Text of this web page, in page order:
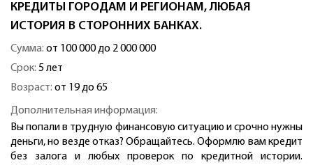
КРЕДИТЫ ГОРОДАМ И РЕГИОНАМ, ЛЮБАЯ
ИСТОРИЯ В СТОРОННИХ БАНКАХ.
Сумма: от 100 000 до 2 000 000
Срок: 5 лет
Возраст: от 19 до 65
Дополнительная информация:
Вы попали в трудную финансовую ситуацию и срочно нужны
деньги, но везде отказ? Обращайтесь. Оформлю вам кредит
без залога и любых проверок по кредитной истории.